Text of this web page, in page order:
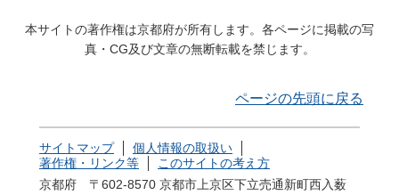
本サイトの著作権は京都府が所有します。各ページに掲載の写
真・CG及び文章の無断転載を禁じます。
ページの先頭に戻る
サイトマップ
個人情報の取扱い
著作権・リンク等
このサイトの考え方
京都府 〒602-8570 京都市上京区下立売通新町西入薮